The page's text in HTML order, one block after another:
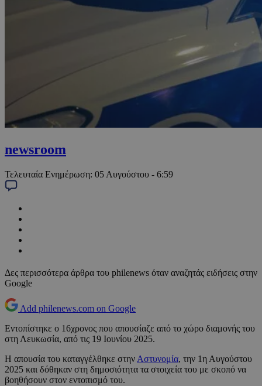
newsroom
Τελευταία Ενημέρωση: 05 Αυγούστου - 6:59
Δες περισσότερα άρθρα του philenews όταν αναζητάς ειδήσεις στην
Google
Add philenews.com on Google
Εντοπίστηκε ο 16χρονος που απουσίαζε από το χώρο διαμονής του
στη Λευκωσία, από τις 19 Ιουνίου 2025.
Η απουσία του καταγγέλθηκε στην Αστυνομία, την 1η Αυγούστου
2025 και δόθηκαν στη δημοσιότητα τα στοιχεία του με σκοπό να
βοηθήσουν στον εντοπισμό του.